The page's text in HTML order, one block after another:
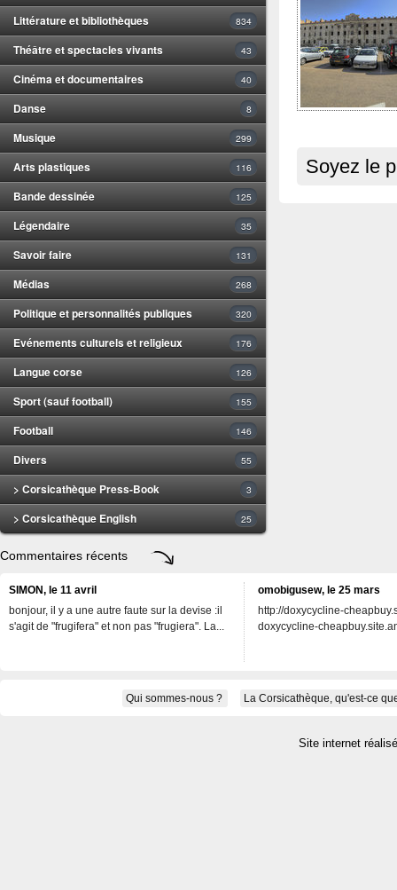
Littérature et bibliothèques 834
Théâtre et spectacles vivants 43
Cinéma et documentaires 40
Danse 8
Musique 299
Arts plastiques 116
Bande dessinée 125
Légendaire 35
Savoir faire 131
Médias 268
Politique et personnalités publiques 320
Evénements culturels et religieux 176
Langue corse 126
Sport (sauf football) 155
Football 146
Divers 55
> Corsicathèque Press-Book 3
> Corsicathèque English 25
Soyez le
Commentaires récents
SIMON, le 11 avril
bonjour, il y a une autre faute sur la devise :il
s'agit de "frugifera" et non pas "frugiera". La...
omobigusew, le 25 mars
http://doxycycline-
doxycycline-
Qui sommes-nous ? La Corsicathèque, qu'est-ce
Site internet